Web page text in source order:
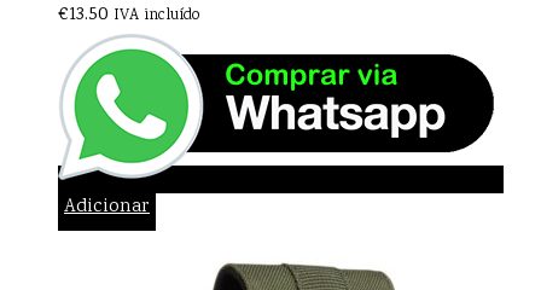
€13.50 IVA incluído
Adicionar